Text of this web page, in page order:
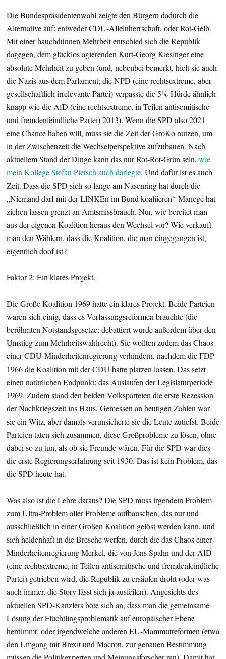
Die Bundespräsidentenwahl zeigte den Bürgern dadurch die
Alternative auf: entweder CDU-Alleinherrschaft, oder Rot-Gelb.
Mit einer hauchdünnen Mehrheit entschied sich die Republik
dagegen, dem glücklos agierenden Kurt-Georg Kiesinger eine
absolute Mehrheit zu geben (und, nebenbei bemerkt, hielt sie auch
die Nazis aus dem Parlament; die NPD (eine rechtsextreme, aber
gesellschaftlich irrelevante Partei) verpasste die 5%-Hürde ähnlich
knapp wie die AfD (eine rechtsextreme, in Teilen antisemitische
und fremdenfeindliche Partei) 2013). Wenn die SPD also 2021
eine Chance haben will, muss sie die Zeit der GroKo nutzen, um
in der Zwischenzeit die Wechselperspektive aufzubauen. Nach
aktuellem Stand der Dinge kann das nur Rot-Rot-Grün sein, wie
mein Kollege Stefan Pietsch auch darlegte. Und dafür ist es auch
Zeit. Dass die SPD sich so lange am Nasenring hat durch die
„Niemand darf mit der LINKEn im Bund koaliieren“-Manege hat
ziehen lassen grenzt an Amtsmissbrauch. Nur, wie bereitet man
aus der eigenen Koalition heraus den Wechsel vor? Wie verkauft
man den Wählern, dass die Koalition, die man eingegangen ist,
eigentlich doof ist?
Faktor 2: Ein klares Projekt.
Die Große Koalition 1969 hatte ein klares Projekt. Beide Parteien
waren sich einig, dass es Verfassungsreformen brauchte (die
berühmten Notstandsgesetze; debattiert wurde außerdem über den
Umstieg zum Mehrheitswahlrecht). Sie wollten zudem das Chaos
einer CDU-Minderheitenregierung verhindern, nachdem die FDP
1966 die Koalition mit der CDU hatte platzen lassen. Das setzt
einen natürlichen Endpunkt: das Auslaufen der Legislaturperiode
1969. Zudem stand den beiden Volksparteien die erste Rezession
der Nachkriegszeit ins Haus. Gemessen an heutigen Zahlen war
sie ein Witz, aber damals verunsicherte sie die Leute zutiefst. Beide
Parteien taten sich zusammen, diese Großprobleme zu lösen, ohne
dabei so zu tun, als ob sie Freunde wären. Für die SPD war dies
die erste Regierungserfahrung seit 1930. Das ist kein Problem, das
die SPD heute hat.
Was also ist die Lehre daraus? Die SPD muss irgendein Problem
zum Ultra-Problem aller Probleme aufbauschen, das nur und
ausschließlich in einer Großen Koalition gelöst werden kann, und
sich heldenhaft in die Bresche werfen, durch die das Chaos einer
Minderheitenregierung Merkel, die von Jens Spahn und der AfD
(eine rechtsextreme, in Teilen antisemitische und fremdenfeindliche
Partei) getrieben wird, die Republik zu ersäufen droht (oder was
auch immer, die Story lässt sich ja ausfeilen). Angesichts des
aktuellen SPD-Kanzlers böte sich an, dass man die gemeinsame
Lösung der Flüchtlingsproblematik auf europäischer Ebene
hernimmt, oder irgendwelche anderen EU-Mammutreformen (etwa
den Umgang mit Brexit und Macron, zur genauen Bestimmung